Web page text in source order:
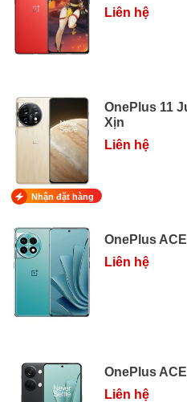
Liên hệ
OnePlus 11
Xịn
Liên hệ
Nhận đặt hàng
OnePlus
Liên hệ
OnePlus
Liên hệ